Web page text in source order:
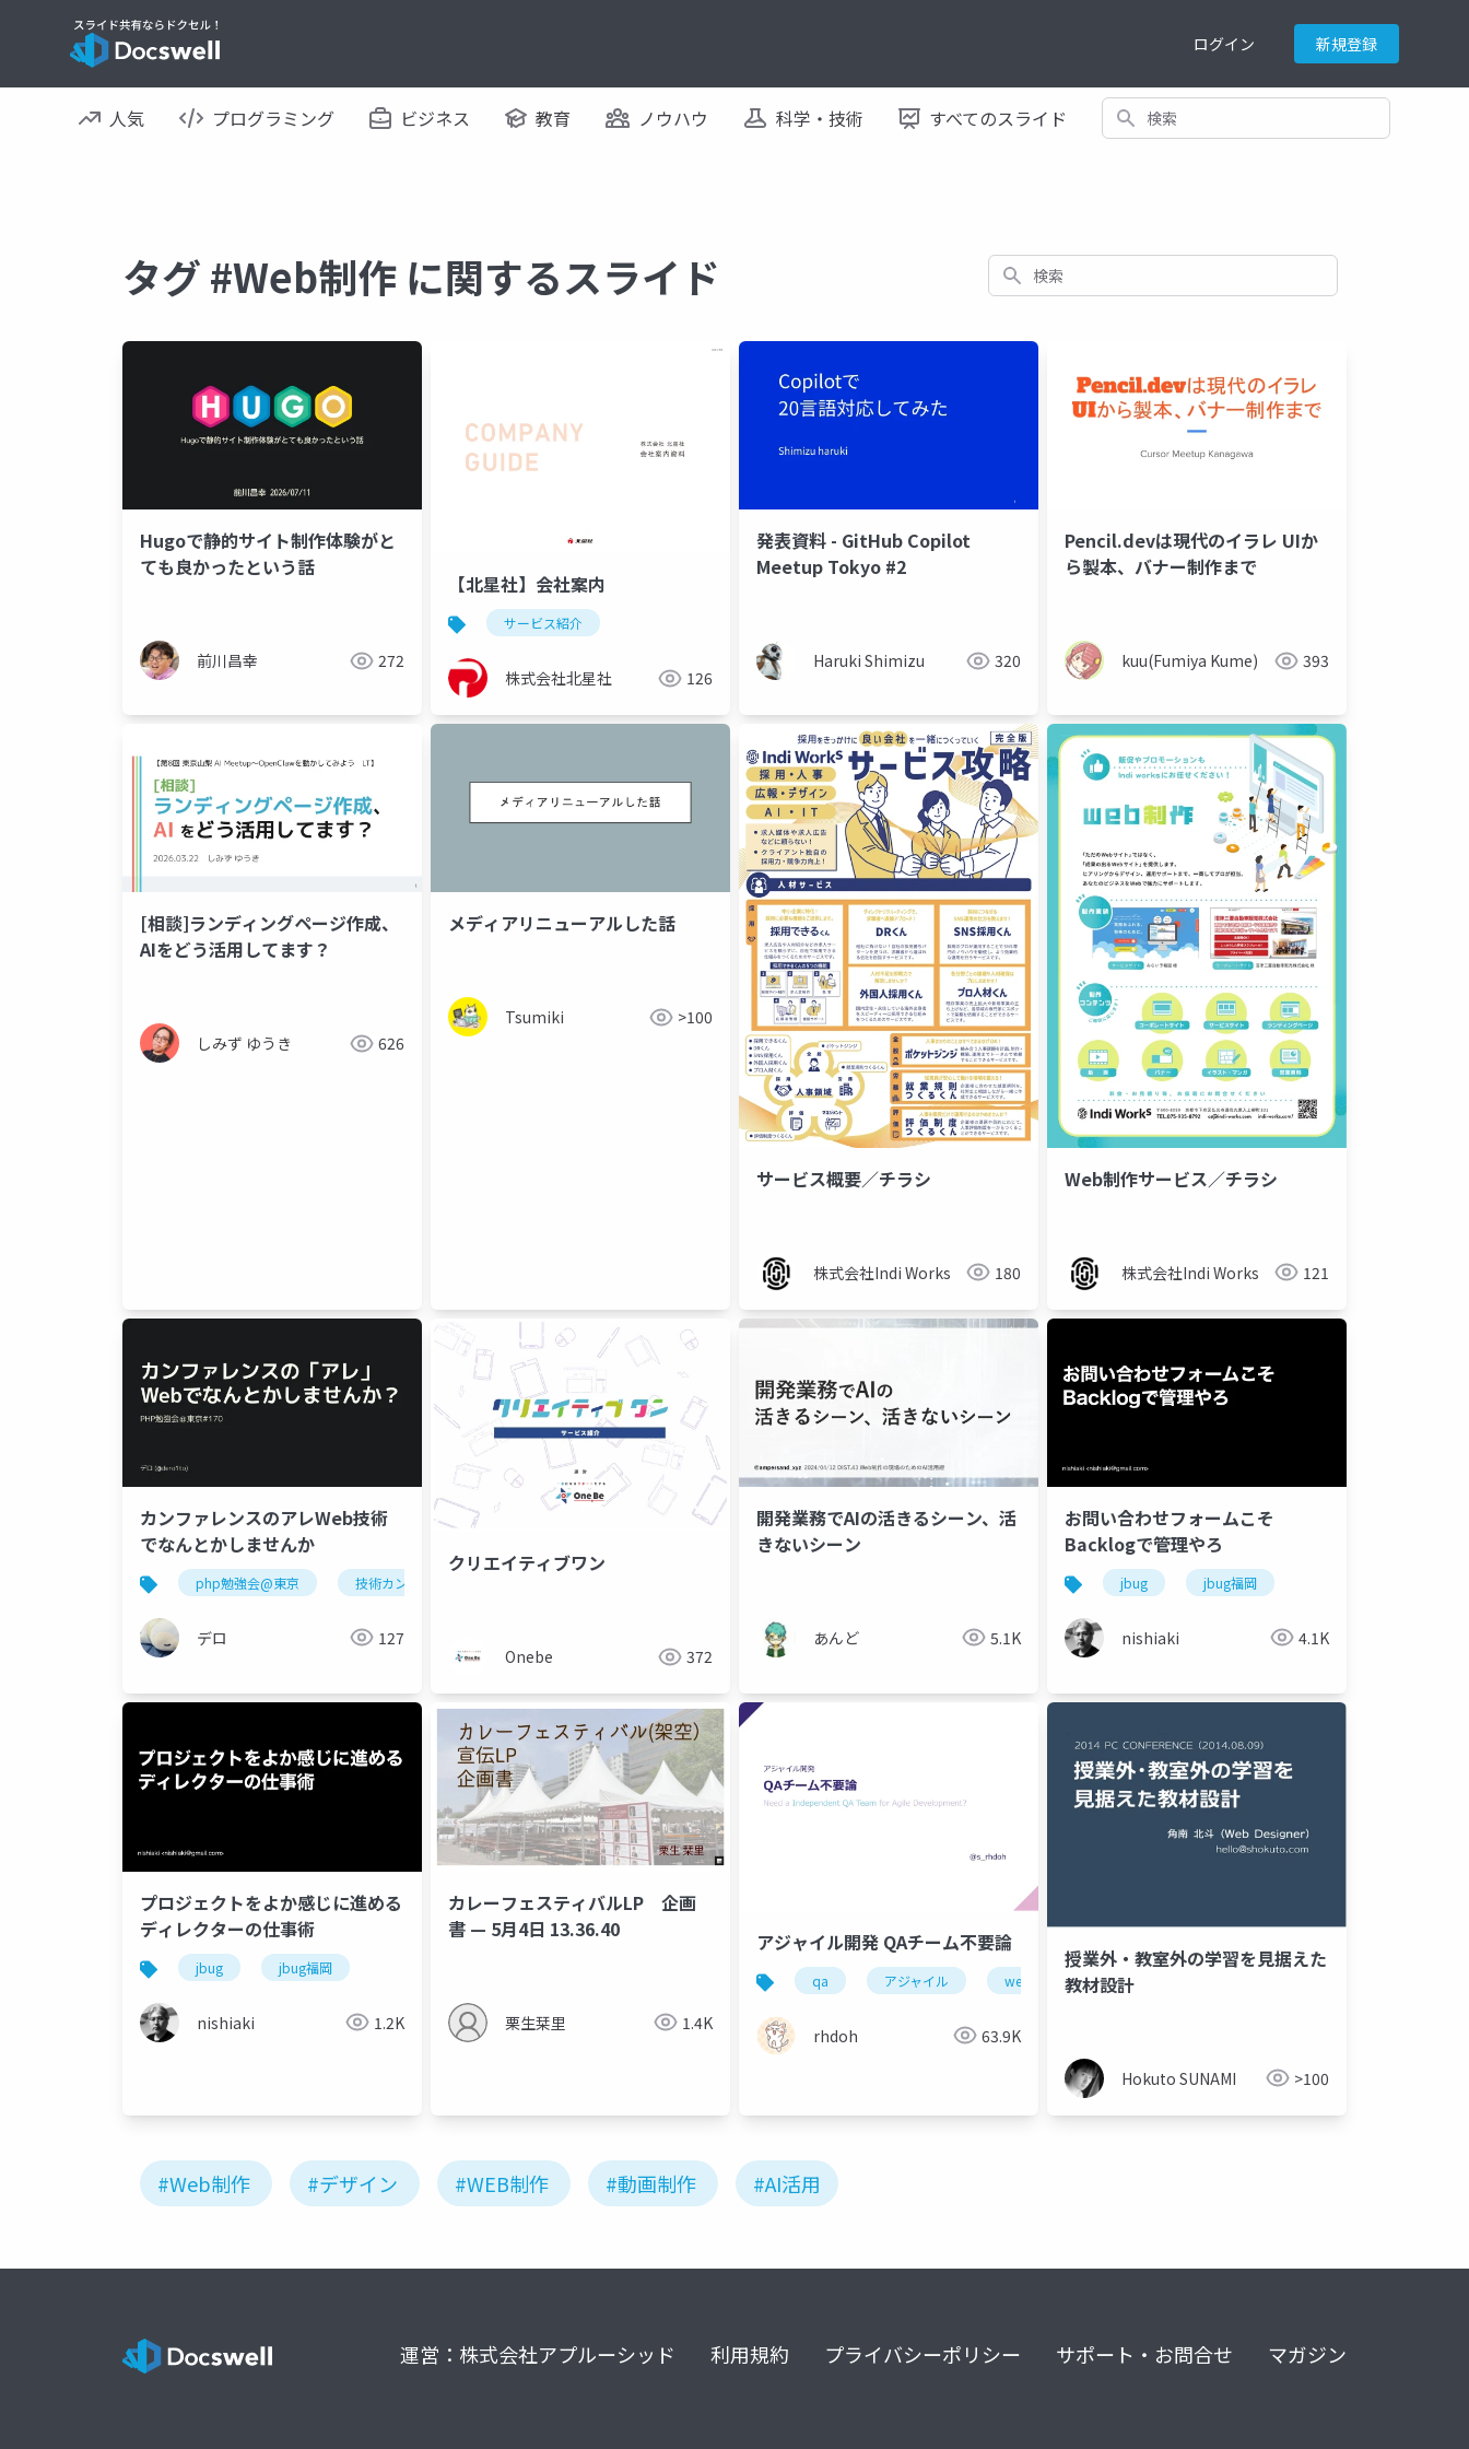
ログイン 新規登録
人気 プログラミング ビジネス 教育 ノウハウ 科学・技術 すべてのスライド 検索
タグ #Web制作 に関するスライド 検索
Hugoで静的サイト制作体験がと
ても良かったという話
前川昌幸 272
【北星社】会社案内
サービス紹介
株式会社北星社 126
発表資料 - GitHub Copilot
Meetup Tokyo #2
Haruki Shimizu 320
Pencil.devは現代のイラレ UIか
ら製本、バナー制作まで
kuu(Fumiya Kume) 393
[相談]ランディングページ作成、
AIをどう活用してます？
しみず ゆうき 626
メディアリニューアルした話
Tsumiki >100
サービス概要／チラシ
株式会社Indi Works 180
Web制作サービス／チラシ
株式会社Indi Works 121
カンファレンスのアレWeb技術
でなんとかしませんか
php勉強会@東京 技術カンファレンス
デロ 127
クリエイティブワン
Onebe 372
開発業務でAIの活きるシーン、活
きないシーン
あんど 5.1K
お問い合わせフォームこそ
Backlogで管理やろ
jbug jbug福岡
nishiaki 4.1K
プロジェクトをよか感じに進める
ディレクターの仕事術
jbug jbug福岡
nishiaki 1.2K
カレーフェスティバルLP 企画
書 — 5月4日 13.36.40
栗生栞里 1.4K
アジャイル開発 QAチーム不要論
qa アジャイル web制作 品質管理
rhdoh 63.9K
授業外・教室外の学習を見据えた
教材設計
Hokuto SUNAMI >100
#Web制作 #デザイン #WEB制作 #動画制作 #AI活用
運営：株式会社アプルーシッド 利用規約 プライバシーポリシー サポート・お問合せ マガジン